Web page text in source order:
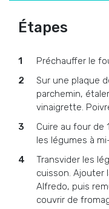
Étapes
Préchauffer le
Sur une plaque
parchemin,
vinaigrette.
Cuire au four de
les légumes à
Transvider les
cuisson. Ajouter
Alfredo, puis
couvrir de